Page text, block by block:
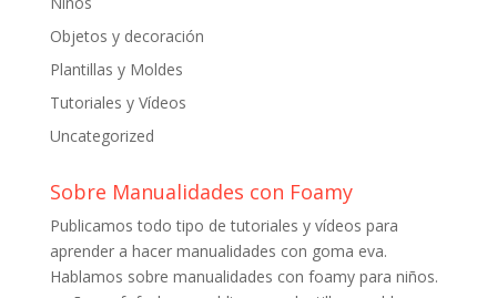
Objetos y decoración
Plantillas y Moldes
Tutoriales y Vídeos
Uncategorized
Sobre Manualidades con Foamy
Publicamos todo tipo de tutoriales y vídeos para
aprender a hacer manualidades con goma eva.
Hablamos sobre manualidades con foamy para niños.